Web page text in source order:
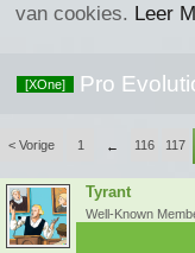
van cookies. Leer
[XOne] Pro
< Vorige 1 ← 116 117
Tyrant
Well-Known